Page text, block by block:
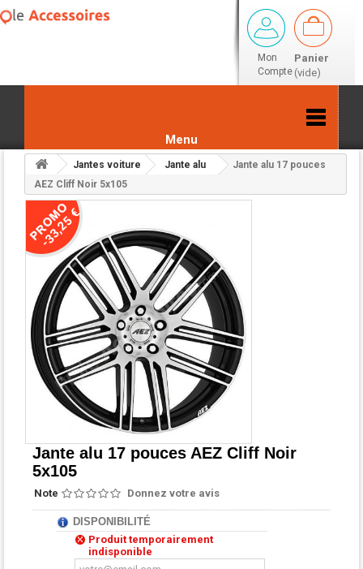
Mon
Compte
Panier
(vide)
Menu
Jantes voiture Jante alu
Jante alu 17 pouces
AEZ Cliff Noir 5x105
-33,25 €
Jante alu 17 pouces AEZ Cliff Noir
5x105
Note Donnez votre avis
DISPONIBILITÉ
Produit temporairement
indisponible